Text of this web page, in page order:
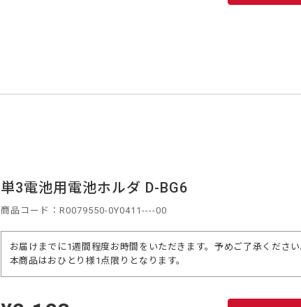
単3電池用電池ホルダ D-BG6
商品コード：R0079550-0Y0411----00
お届けまでに1週間程度お時間をいただきます。予めご了承ください
本商品はおひとり様1点限りとなります。
定